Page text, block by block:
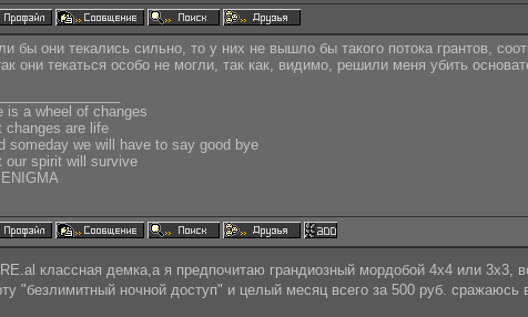
бы они текались сильно, то у них не вышло бы такого потока грантов,
они текаться особо не могли, так как, видимо, решили меня убить
is a wheel of changes
changes are life
someday we will have to say good bye
our spirit will survive
классная демка,а я предпочитаю грандиозный мордобой 4x4 или 3x3,
"безлимитный ночной доступ" и целый месяц всего за 500 руб. сражаюсь